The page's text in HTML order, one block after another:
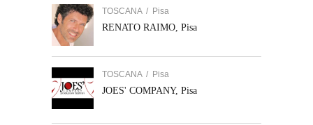
TOSCANA / Pisa
RENATO RAIMO, Pisa
TOSCANA / Pisa
JOES' COMPANY, Pisa